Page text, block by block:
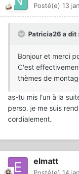
Posté(e) 13
Patricia26 a dit :
Bonjour et merci
C'est
thèmes de
as-tu mis l'un à la
perso. je me suis
cordialement.
elmatt